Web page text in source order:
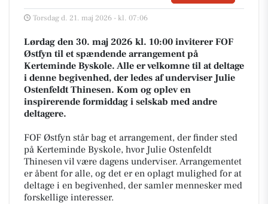
Torsdag d. 21. maj 2026 - kl. 07:06
Lørdag den 30. maj 2026 kl. 10:00 inviterer FOF
Østfyn til et spændende arrangement på
Kerteminde Byskole. Alle er velkomne til at deltage
i denne begivenhed, der ledes af underviser Julie
Ostenfeldt Thinesen. Kom og oplev en
inspirerende formiddag i selskab med andre
deltagere.
FOF Østfyn står bag et arrangement, der finder sted
på Kerteminde Byskole, hvor Julie Ostenfeldt
Thinesen vil være dagens underviser. Arrangementet
er åbent for alle, og det er en oplagt mulighed for at
deltage i en begivenhed, der samler mennesker med
forskellige interesser.